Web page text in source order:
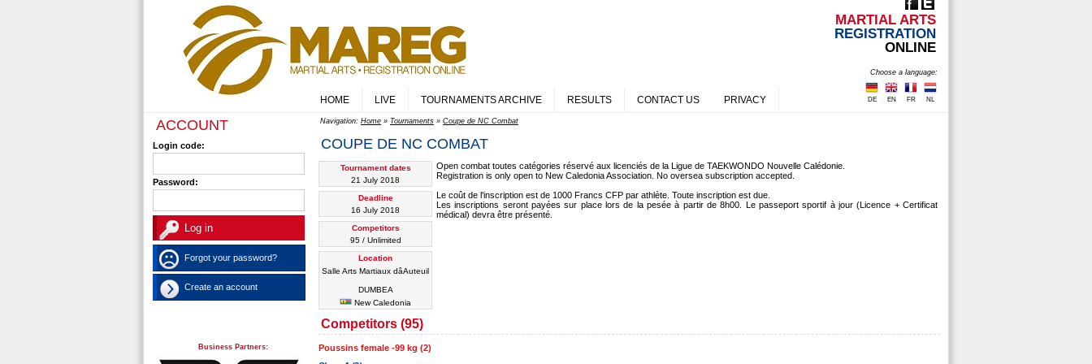
MARTIAL ARTS
REGISTRATION
ONLINE
Choose a language:
NL
FR
EN
DE
HOME LIVE TOURNAMENTS ARCHIVE RESULTS CONTACT US PRIVACY
ACCOUNT
Login code:
Password:
Forgot your password?
Create an account
Business Partners:
Navigation: Home » Tournaments » Coupe de NC Combat
COUPE DE NC COMBAT
Tournament dates
21 July 2018
Deadline
16 July 2018
Competitors
95 / Unlimited
Location
Salle Arts Martiaux dâAuteuil
DUMBEA
New Caledonia
Open combat toutes catégories réservé aux licenciés de la Ligue de TAEKWONDO Nouvelle Calédonie.
Registration is only open to New Caledonia Association. No oversea subscription accepted.
Le coût de l'inscription est de 1000 Francs CFP par athlète. Toute inscription est due.
Les inscriptions seront payées sur place lors de la pesée à partir de 8h00. Le passeport sportif à jour (Licence + Certificat
médical) devra être présenté.
Competitors (95)
Poussins female -99 kg (2)